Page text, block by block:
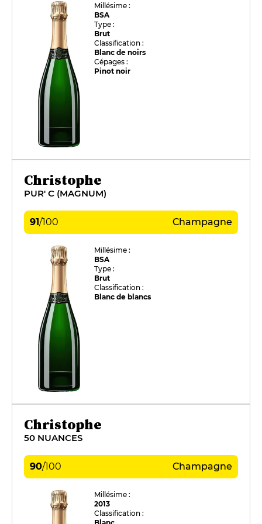
Millésime :
BSA
Type :
Brut
Classification :
Blanc de noirs
Cépages :
Pinot noir
Christophe
PUR' C (MAGNUM)
91/100 Champagne
Millésime :
BSA
Type :
Brut
Classification :
Blanc de blancs
Christophe
50 NUANCES
90/100 Champagne
Millésime :
2013
Classification :